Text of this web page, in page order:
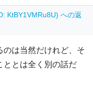
KtBY1VMRu8U) への返
は当然だけれど、そ
ととは全く別の話だ